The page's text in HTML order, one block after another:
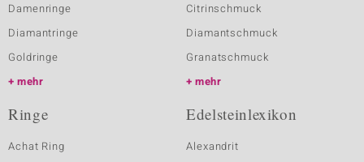
Damenringe
Diamantringe
Goldringe
mehr
Citrinschmuck
Diamantschmuck
Granatschmuck
mehr
Ringe
Achat Ring
Edelsteinlexikon
Alexandrit